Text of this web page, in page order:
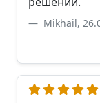
Mikhail,